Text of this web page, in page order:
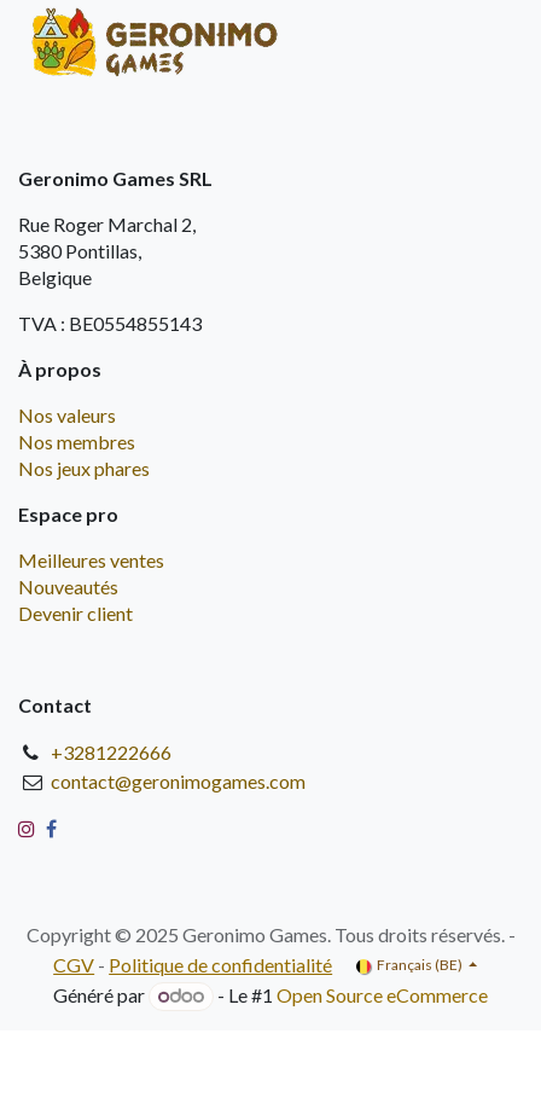
Geronimo Games SRL
Rue Roger Marchal 2,
5380 Pontillas,
Belgique
TVA : BE0554855143
À propos
Nos valeurs
Nos membres
Nos jeux phares
Espace pro
Meilleures ventes
Nouveautés
Devenir client
Contact
+3281222666
contact@geronimogames.com
Copyright © 2025 Geronimo Games. Tous droits réservés. -
CGV - Politique de confidentialité Français (BE)
Généré par - Le #1Open Source eCommerce